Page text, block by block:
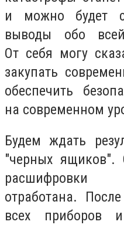
и можно будет
выводы обо
От себя могу
закупать
обеспечить
на современном
Будем ждать
"черных ящиков".
расшифровки
отработана.
всех приборов